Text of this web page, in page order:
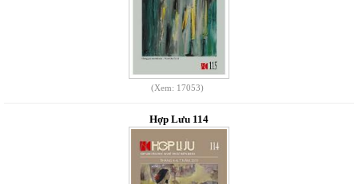
(Xem: 17053)
Hợp Lưu 114